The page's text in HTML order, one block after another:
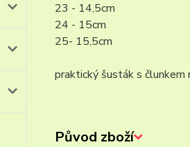
23 - 14,5cm
24 - 15cm
25- 15,5cm
praktický šusták s člunkem
Původ zboží